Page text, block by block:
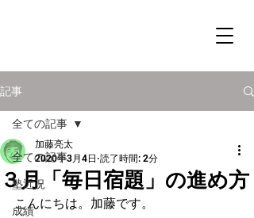
記事
全ての記事
塾近況
成績
全ての記事
３月「毎日宿題」の進め方
加藤亮太
2020年3月4日 読了時間: 2分
こんにちは。加藤です。